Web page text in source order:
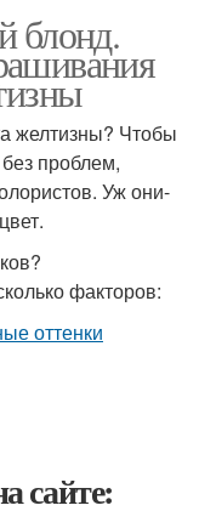
блонд.
желтизны? Чтобы
проблем,
Уж они-
факторов:
сайте: